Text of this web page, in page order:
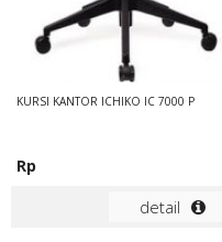
KURSI KANTOR ICHIKO IC 7000 P
Rp
detail